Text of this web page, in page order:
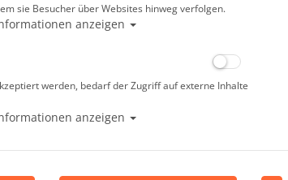
194,00 €
in 1-3 Werktage, der Artikel ist auf Lager
sie Besucher über Websites hinweg verfolgen.
anzeigen
werden, bedarf der Zugriff auf externe Inhalte
anzeigen